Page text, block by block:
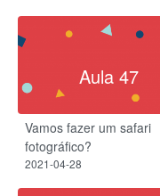
Aula 47
Vamos fazer um safari
fotográfico?
2021-04-28